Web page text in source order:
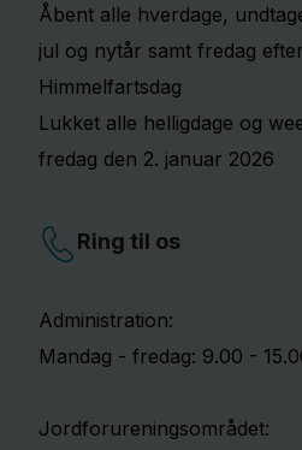
Åbent alle hverdage,
jul og nytår samt fredag
Himmelfartsdag
Lukket alle helligdage og
fredag den 2. januar 2026
Ring til os
Administration:
Mandag - fredag: 9.00 -
Jordforureningsområdet: